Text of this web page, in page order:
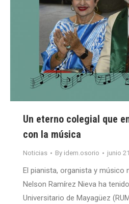
Un eterno colegial que
con la música
Noticias By idem.osorio junio
El pianista, organista y músico
Nelson Ramírez Nieva ha
Universitario de Mayagüez